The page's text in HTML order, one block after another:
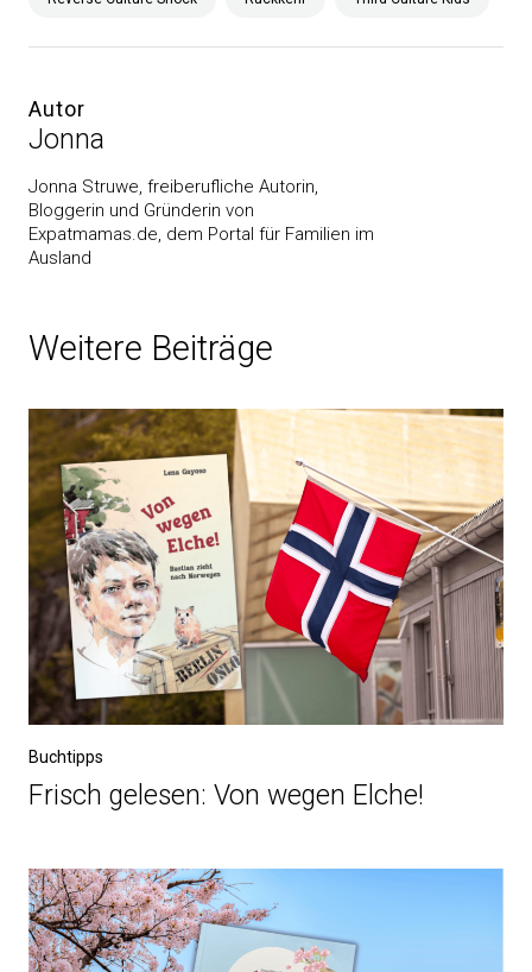
Autor
Jonna
Jonna Struwe, freiberufliche Autorin,
Bloggerin und Gründerin von
Expatmamas.de, dem Portal für Familien im
Ausland
Weitere Beiträge
Buchtipps
Frisch gelesen: Von wegen Elche!